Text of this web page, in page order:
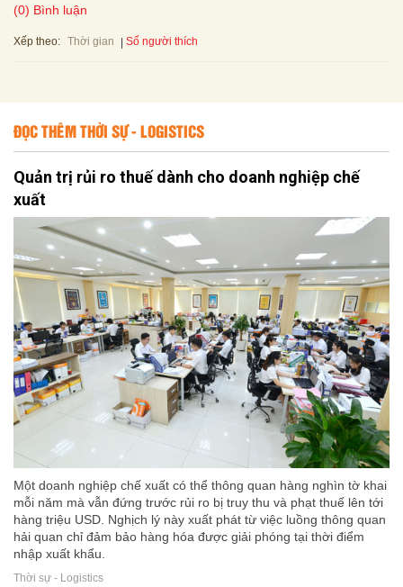
(0) Bình luận
Xếp theo: Thời gian Số người thích
ĐỌC THÊM THỜI SỰ - LOGISTICS
Quản trị rủi ro thuế dành cho doanh nghiệp chế
xuất
Một doanh nghiệp chế xuất có thể thông quan hàng nghìn tờ khai
mỗi năm mà vẫn đứng trước rủi ro bị truy thu và phạt thuế lên tới
hàng triệu USD. Nghịch lý này xuất phát từ việc luồng thông quan
hải quan chỉ đảm bảo hàng hóa được giải phóng tại thời điểm
nhập xuất khẩu.
Thời sự - Logistics